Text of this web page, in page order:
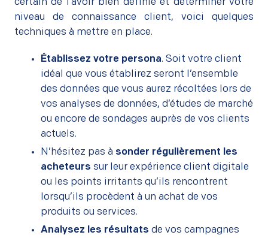
niveau de connaissance client, voici quelques
techniques à mettre en place.
Établissez votre persona. Soit votre client
idéal que vous établirez seront l’ensemble
des données que vous aurez récoltées lors de
vos analyses de données, d’études de marché
ou encore de sondages auprès de vos clients
actuels.
N’hésitez pas à sonder régulièrement les
acheteurs sur leur expérience client digitale
ou les points irritants qu’ils rencontrent
lorsqu’ils procèdent à un achat de vos
produits ou services.
Analysez les résultats de vos campagnes